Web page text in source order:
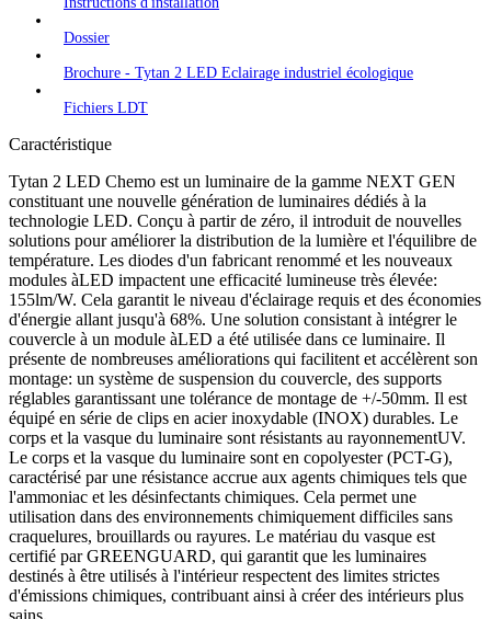
Dossier
Brochure - Tytan 2 LED Eclairage industriel écologique
Fichiers LDT
Caractéristique
Tytan 2 LED Chemo est un luminaire de la gamme NEXT GEN
constituant une nouvelle génération de luminaires dédiés à la
technologie LED. Conçu à partir de zéro, il introduit de nouvelles
solutions pour améliorer la distribution de la lumière et l'équilibre de
température. Les diodes d'un fabricant renommé et les nouveaux
modules àLED impactent une efficacité lumineuse très élevée:
155lm/W. Cela garantit le niveau d'éclairage requis et des économies
d'énergie allant jusqu'à 68%. Une solution consistant à intégrer le
couvercle à un module àLED a été utilisée dans ce luminaire. Il
présente de nombreuses améliorations qui facilitent et accélèrent son
montage: un système de suspension du couvercle, des supports
réglables garantissant une tolérance de montage de +/-50mm. Il est
équipé en série de clips en acier inoxydable (INOX) durables. Le
corps et la vasque du luminaire sont résistants au rayonnementUV.
Le corps et la vasque du luminaire sont en copolyester (PCT-G),
caractérisé par une résistance accrue aux agents chimiques tels que
l'ammoniac et les désinfectants chimiques. Cela permet une
utilisation dans des environnements chimiquement difficiles sans
craquelures, brouillards ou rayures. Le matériau du vasque est
certifié par GREENGUARD, qui garantit que les luminaires
destinés à être utilisés à l'intérieur respectent des limites strictes
d'émissions chimiques, contribuant ainsi à créer des intérieurs plus